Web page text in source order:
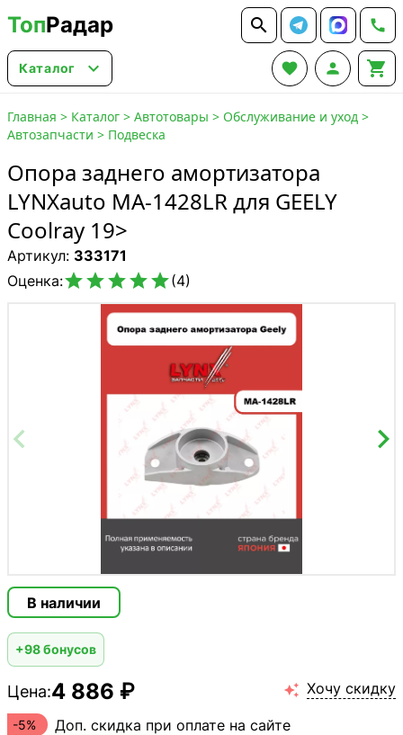
ТопРадар  
Каталог    
Главная > Каталог > Автотовары > Обслуживание и уход >
Автозапчасти > Подвеска
Опора заднего амортизатора
LYNXauto MA-1428LR для GEELY
Coolray 19>
Артикул: 333171
Оценка:(4)
В наличии
+98 бонусов
Цена:4 886 ₽  Хочу скидку
-5% Доп. скидка при оплате на сайте